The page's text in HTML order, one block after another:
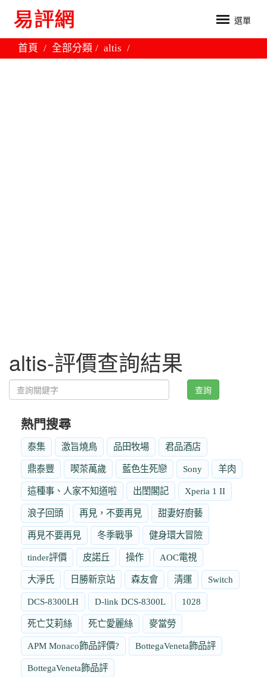
選單
首頁 全部分類 altis
altis-評價查詢結果
查詢
熱門搜尋
泰集 激旨燒鳥 品田牧場 君品酒店
鼎泰豐 喫茶萬歲 藍色生死戀 Sony 羊肉
這種事、人家不知道啦 出閨閣記 Xperia 1 II
浪子回頭 再見，不要再見 甜妻好廚藝
再見不要再見 冬季戰爭 健身環大冒險
tinder評價 皮諾丘 操作 AOC電視
大淨氏 日勝新京站 森友會 清運 Switch
DCS-8300LH D-link DCS-8300L 1028
死亡艾莉絲 死亡愛麗絲 麥當勞
APM Monaco飾品評價? BottegaVeneta飾品評
BottegaVeneta飾品評